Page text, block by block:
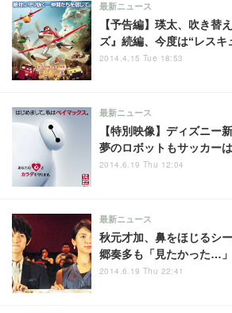
【予告編】瑛太、吹き
ズ』続編、今度は“レスキ
最新ニュース
2014.4.15 Tue 18:53
【特別映像】ディズニー
夢のロボットもサッカー
最新ニュース
2014.6.19 Thu 12:04
秋元才加、鼻をほじるシ
郷奏多も「見たかった…」
最新ニュース
2014.6.19 Thu 22:41